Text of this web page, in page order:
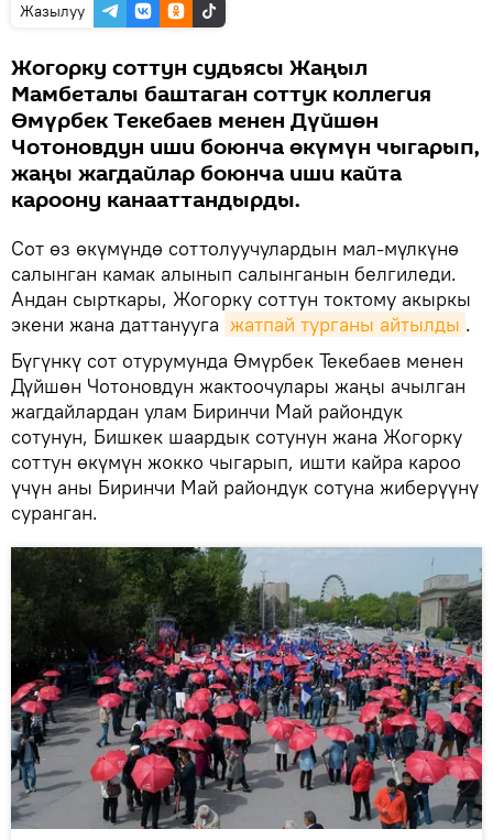
Жазылуу
Жогорку соттун судьясы Жаңыл
Мамбеталы баштаган соттук коллегия
Өмүрбек Текебаев менен Дүйшөн
Чотоновдун иши боюнча өкүмүн чыгарып,
жаңы жагдайлар боюнча иши кайта
кароону канааттандырды.
Сот өз өкүмүндө соттолуучулардын мал-мүлкүнө
салынган камак алынып салынганын белгиледи.
Андан сырткары, Жогорку соттун токтому акыркы
экени жана даттанууга жатпай турганы айтылды .
Бүгүнкү сот отурумунда Өмүрбек Текебаев менен
Дүйшөн Чотоновдун жактоочулары жаңы ачылган
жагдайлардан улам Биринчи Май райондук
сотунун, Бишкек шаардык сотунун жана Жогорку
соттун өкүмүн жокко чыгарып, ишти кайра кароо
үчүн аны Биринчи Май райондук сотуна жиберүүнү
суранган.